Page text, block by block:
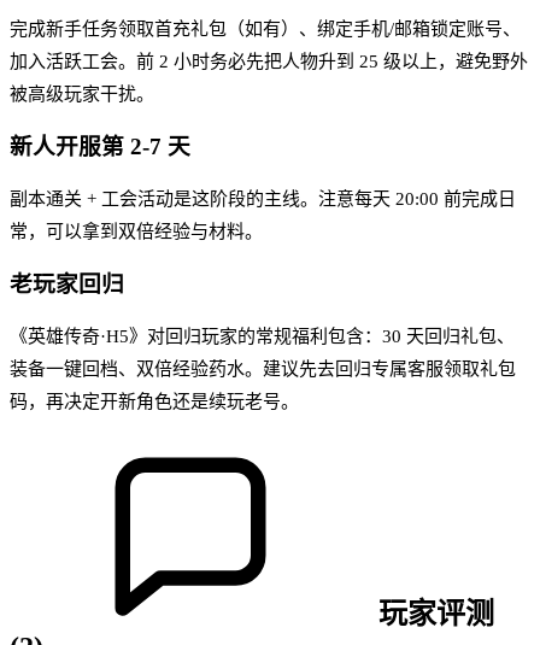
完成新手任务领取首充礼包（如有）、绑定手机/邮箱锁定账号、
加入活跃工会。前 2 小时务必先把人物升到 25 级以上，避免野外
被高级玩家干扰。
新人开服第 2-7 天
副本通关 + 工会活动是这阶段的主线。注意每天 20:00 前完成日
常，可以拿到双倍经验与材料。
老玩家回归
《英雄传奇·H5》对回归玩家的常规福利包含：30 天回归礼包、
装备一键回档、双倍经验药水。建议先去回归专属客服领取礼包
码，再决定开新角色还是续玩老号。
玩家评测